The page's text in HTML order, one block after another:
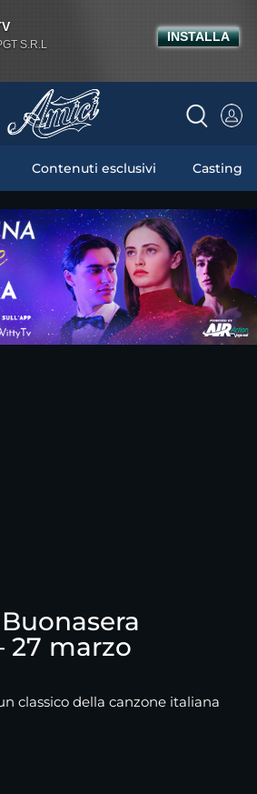
Contenuti esclusivi Casting
27 marzo
classico della canzone italiana
S.R.L
INSTALLA